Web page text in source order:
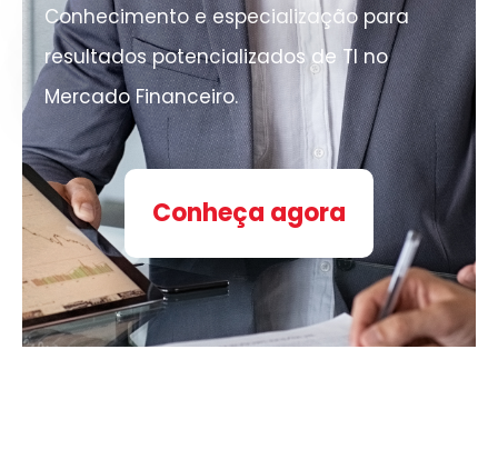
Conhecimento e especialização para
resultados potencializados de TI no
Mercado Financeiro.
Conheça agora